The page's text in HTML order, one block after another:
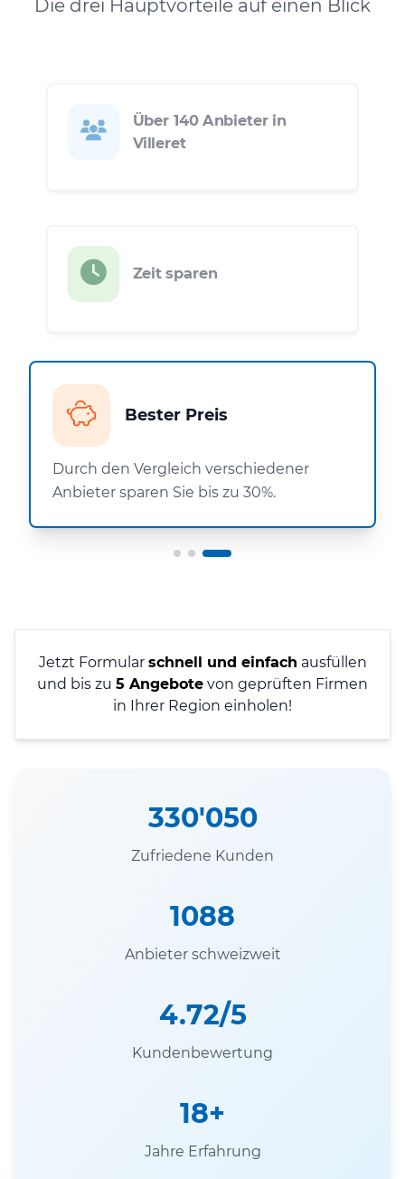
Die drei Hauptvorteile auf einen Blick
Über 140 Anbieter in
Villeret
Zeit sparen
Bester Preis
Durch den Vergleich verschiedener
Anbieter sparen Sie bis zu 30%.
Jetzt Formular schnell und einfach ausfüllen
und bis zu 5 Angebote von geprüften Firmen
in Ihrer Region einholen!
330'050
Zufriedene Kunden
1088
Anbieter schweizweit
4.72/5
Kundenbewertung
18+
Jahre Erfahrung